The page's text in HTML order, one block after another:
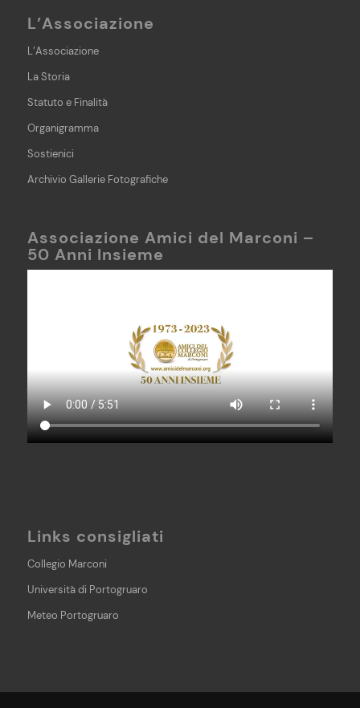
L’Associazione
L’Associazione
La Storia
Statuto e Finalità
Organigramma
Sostienici
Archivio Gallerie Fotografiche
Associazione Amici del Marconi –
50 Anni Insieme
Links consigliati
Collegio Marconi
Università di Portogruaro
Meteo Portogruaro